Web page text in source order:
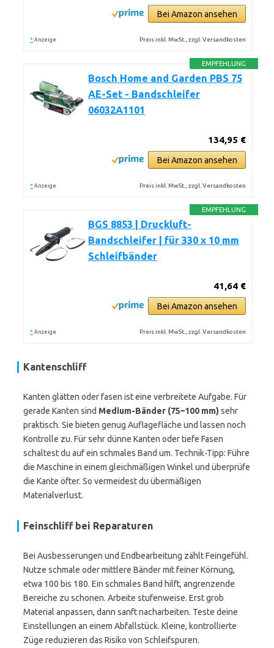
Bei Amazon ansehen
* Anzeige Preis inkl. MwSt., zzgl. Versandkosten
EMPFEHLUNG
Bosch Home and Garden PBS 75
AE-Set - Bandschleifer
06032A1101
134,95 €
Bei Amazon ansehen
* Anzeige Preis inkl. MwSt., zzgl. Versandkosten
EMPFEHLUNG
BGS 8853 | Druckluft-
Bandschleifer | für 330 x 10 mm
Schleifbänder
41,64 €
Bei Amazon ansehen
* Anzeige Preis inkl. MwSt., zzgl. Versandkosten
Kantenschliff
Kanten glätten oder fasen ist eine verbreitete Aufgabe. Für
gerade Kanten sind Medium-Bänder (75–100 mm) sehr
praktisch. Sie bieten genug Auflagefläche und lassen noch
Kontrolle zu. Für sehr dünne Kanten oder tiefe Fasen
schaltest du auf ein schmales Band um. Technik-Tipp: Führe
die Maschine in einem gleichmäßigen Winkel und überprüfe
die Kante öfter. So vermeidest du übermäßigen
Materialverlust.
Feinschliff bei Reparaturen
Bei Ausbesserungen und Endbearbeitung zählt Feingefühl.
Nutze schmale oder mittlere Bänder mit feiner Körnung,
etwa 100 bis 180. Ein schmales Band hilft, angrenzende
Bereiche zu schonen. Arbeite stufenweise. Erst grob
Material anpassen, dann sanft nacharbeiten. Teste deine
Einstellungen an einem Abfallstück. Kleine, kontrollierte
Züge reduzieren das Risiko von Schleifspuren.